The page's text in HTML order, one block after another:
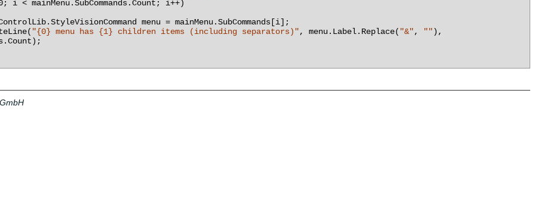
i < mainMenu.SubCommands.Count;
i++)
menu = mainMenu.SubCommands[i];
"{0} menu has {1} children items (including separators)" , menu.Label.Replace( "&" , "" ),